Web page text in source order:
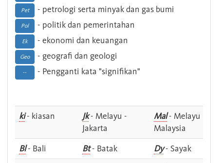
Pet - petrologi serta minyak dan gas bumi
Pol - politik dan pemerintahan
Ek - ekonomi dan keuangan
Geo - geografi dan geologi
-- - Pengganti kata "signifikan"
ki- kiasan Jk- Melayu -
Jakarta
Mal- Melayu -
Malaysia
Bl- Bali Bt- Batak Dy- Sayak